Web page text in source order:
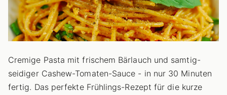
Cremige Pasta mit frischem Bärlauch und samtig-
seidiger Cashew-Tomaten-Sauce - in nur 30 Minuten
fertig. Das perfekte Frühlings-Rezept für die kurze